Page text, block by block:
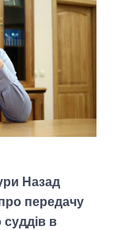
Назад
передачу
в